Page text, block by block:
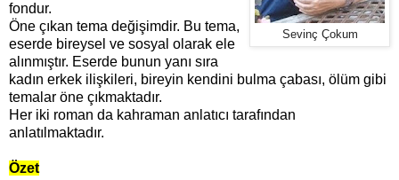
Sevinç Çokum
fondur.
Öne çıkan tema değişimdir. Bu tema,
eserde bireysel ve sosyal olarak ele
alınmıştır. Eserde bunun yanı sıra
kadın erkek ilişkileri, bireyin kendini bulma çabası, ölüm gibi
temalar öne çıkmaktadır.
Her iki roman da kahraman anlatıcı tarafından
anlatılmaktadır.
Özet